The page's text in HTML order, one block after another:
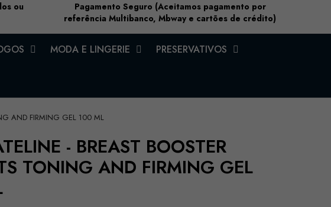
ou
Pagamento Seguro (Aceitamos pagamento por
referência Multibanco, Mbway e cartões de crédito)
MODA E LINGERIE PRESERVATIVOS
AND FIRMING GEL 100 ML
- BREAST BOOSTER
TONING AND FIRMING GEL